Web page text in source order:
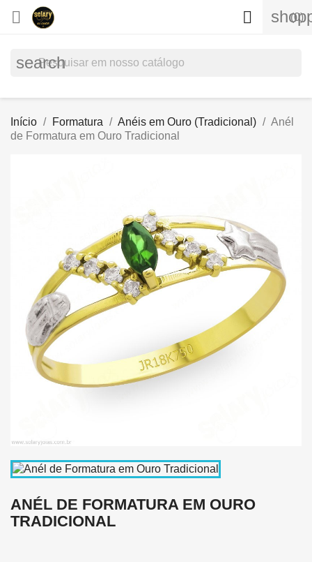
 (0)

search
Início Formatura Anéis em Ouro (Tradicional)
Anél
de Formatura em Ouro Tradicional
ANÉL DE FORMATURA EM OURO
TRADICIONAL